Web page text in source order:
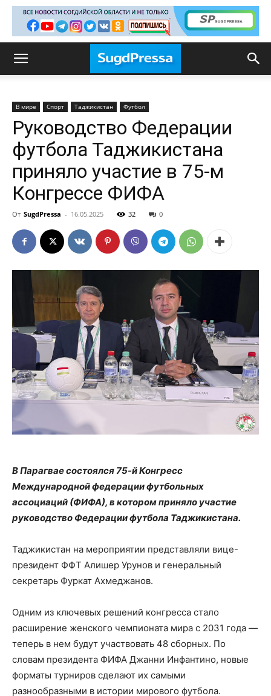
В мире Спорт Таджикистан Футбол
Руководство Федерации
футбола Таджикистана
приняло участие в 75-м
Конгрессе ФИФА
От SugdPressa - 16.05.2025 32 0
В Парагвае состоялся 75-й Конгресс
Международной федерации футбольных
ассоциаций (ФИФА), в котором приняло участие
руководство Федерации футбола Таджикистана.
Таджикистан на мероприятии представляли вице-
президент ФФТ Алишер Урунов и генеральный
секретарь Фуркат Ахмеджанов.
Одним из ключевых решений конгресса стало
расширение женского чемпионата мира с 2031 года —
теперь в нем будут участвовать 48 сборных. По
словам президента ФИФА Джанни Инфантино, новые
форматы турниров сделают их самыми
разнообразными в истории мирового футбола.